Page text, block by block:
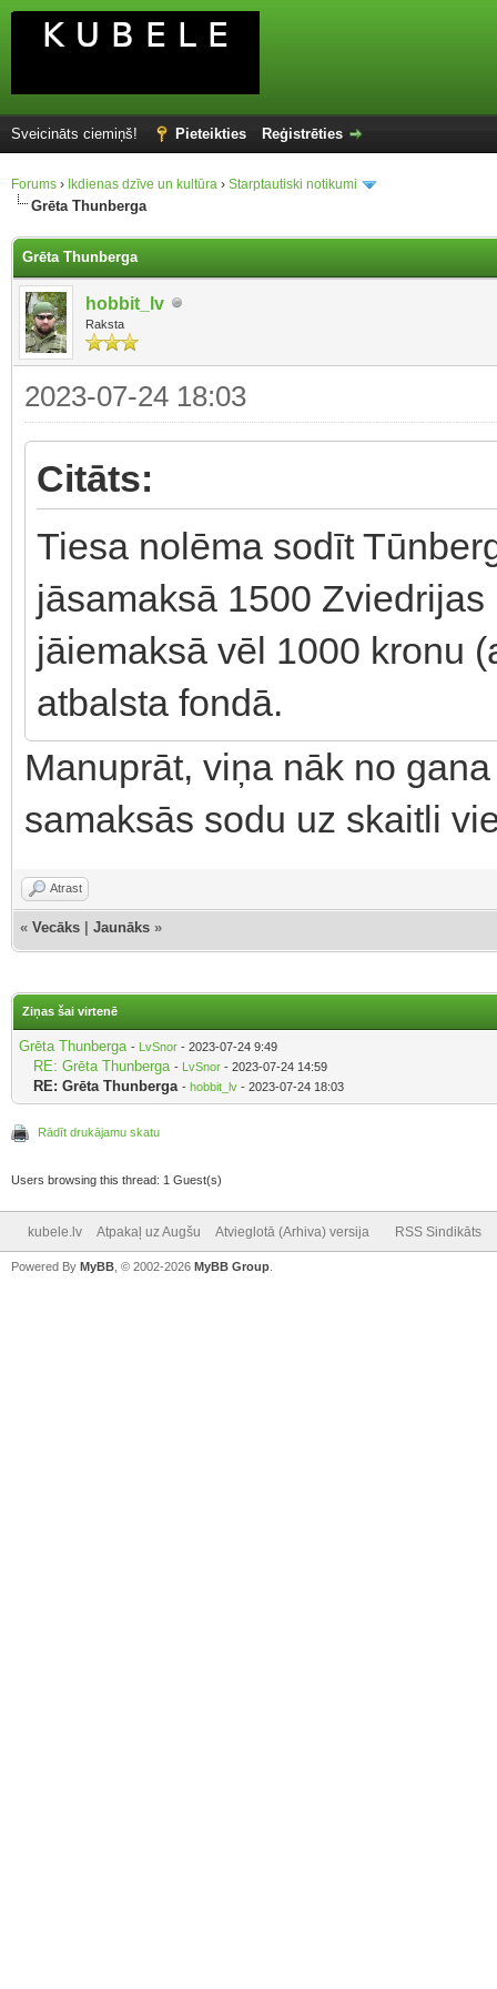
Sveicināts ciemiņš! Pieteikties Reģistrēties
Forums › Ikdienas dzīve un kultūra › Starptautiski notikumi
Grēta Thunberga
Grēta Thunberga
hobbit_lv
Raksta
2023-07-24 18:03
Citāts:
Tiesa nolēma sodīt
jāsamaksā 1500
jāiemaksā vēl 1000 kronu
atbalsta fondā.
Manuprāt, viņa nāk no
samaksās sodu uz skaitli
Atrast
« Vecāks Jaunāks »
Ziņas šai virtenē
Grēta Thunberga - LvSnor - 2023-07-24 9:49
RE: Grēta Thunberga - LvSnor - 2023-07-24 14:59
RE: Grēta Thunberga - hobbit_lv - 2023-07-24 18:03
Rādīt drukājamu skatu
Users browsing this thread: 1 Guest(s)
kubele.lv Atpakaļ uz Augšu Atvieglotā (Arhiva) versija RSS Sindikāts
Powered By MyBB , © 2002-2026 MyBB Group